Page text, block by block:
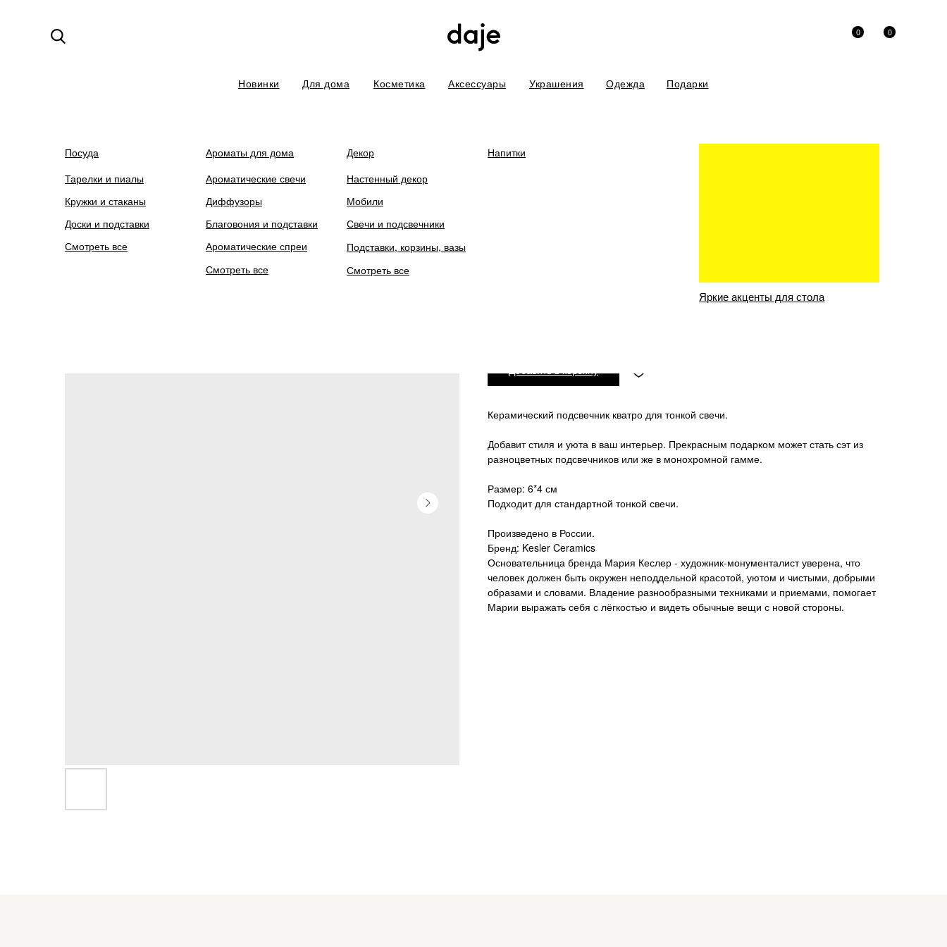
Для дома Косметика Аксессуары Украшения Одежда Подарки
0
0
Новинки
Добавить в корзину
Керамический подсвечник кватро для тонкой свечи.
Добавит стиля и уюта в ваш интерьер. Прекрасным подарком может стать сэт из
разноцветных подсвечников или же в монохромной гамме.
Размер: 6*4 см
Подходит для стандартной тонкой свечи.
Произведено в России.
Бренд: Kesler Ceramics
Основательница бренда Мария Кеслер - художник-монументалист уверена, что
человек должен быть окружен неподдельной красотой, уютом и чистыми, добрыми
образами и словами. Владение разнообразными техниками и приемами, помогает
Марии выражать себя с лёгкостью и видеть обычные вещи с новой стороны.
Посуда
Тарелки и пиалы
Кружки и стаканы
Доски и подставки
Смотреть все
Ароматы для дома
Ароматические свечи
Диффузоры
Благовония и подставки
Ароматические спреи
Смотреть все
Декор
Настенный декор
Мобили
Свечи и подсвечники
Подставки, корзины, вазы
Напитки
Яркие акценты для стола
Смотреть все